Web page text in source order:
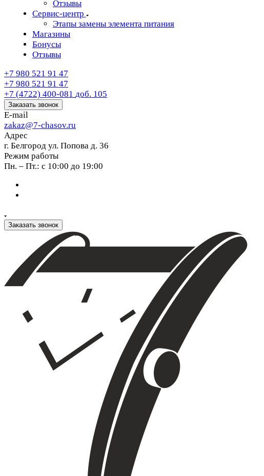
Отзывы
Сервис-центр
Этапы замены элемента питания
Магазины
Бонусы
Отзывы
+7 980 521 91 47
+7 980 521 91 47
+7 (4722) 400-081 доб. 105
Заказать звонок
E-mail
zakaz@7-chasov.ru
Адрес
г. Белгород ул. Попова д. 36
Режим работы
Пн. – Пт.: с 10:00 до 19:00
Заказать звонок